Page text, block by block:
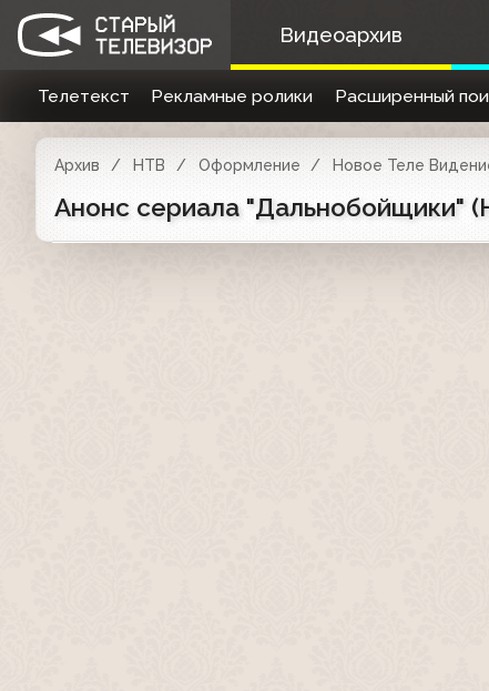
Видеоархив
Телетекст Рекламные ролики Расширенный
Архив НТВ Оформление Новое Теле
Анонс сериала "Дальнобойщики"